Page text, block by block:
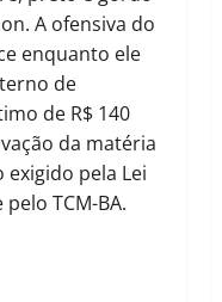
A ofensiva do
enquanto ele
de
de R$ 140
da matéria
pela Lei
TCM-BA.